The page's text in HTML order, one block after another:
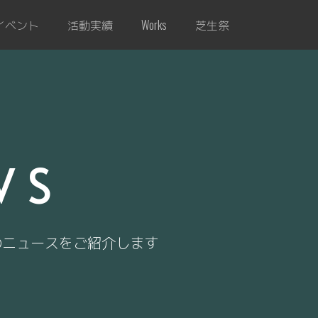
ベント 活動実績 Works 芝生祭
ュースをご紹介します